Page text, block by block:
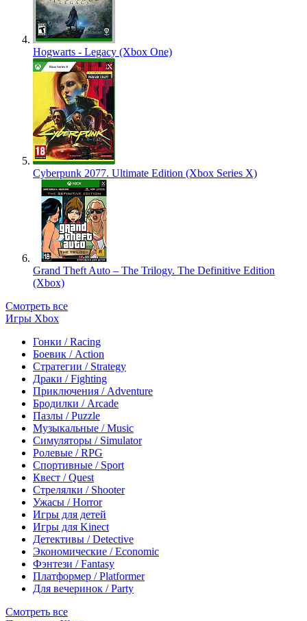
Hogwarts - Legacy (Xbox One)
Cyberpunk 2077. Ultimate Edition (Xbox Series X)
Grand Theft Auto – The Trilogy. The Definitive Edition
(Xbox)
Смотреть все
Игры Xbox
Гонки / Racing
Боевик / Action
Стратегии / Strategy
Драки / Fighting
Приключения / Adventure
Бродилки / Arcade
Пазлы / Puzzle
Музыкальные / Music
Симуляторы / Simulator
Ролевые / RPG
Спортивные / Sport
Квест / Quest
Стрелялки / Shooter
Ужасы / Horror
Игры для детей
Игры для Kinect
Детективы / Detective
Экономические / Economic
Фэнтези / Fantasy
Платформер / Platformer
Для вечеринок / Party
Смотреть все